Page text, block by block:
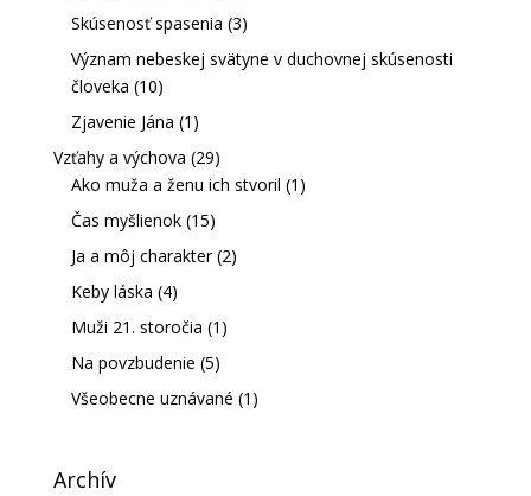
Skúsenosť spasenia (3)
Význam nebeskej svätyne v duchovnej skúsenosti
človeka (10)
Zjavenie Jána (1)
Vzťahy a výchova (29)
Ako muža a ženu ich stvoril (1)
Čas myšlienok(15)
Ja a môj charakter(2)
Keby láska (4)
Muži 21. storočia (1)
Na povzbudenie (5)
Všeobecne uznávané (1)
Archív